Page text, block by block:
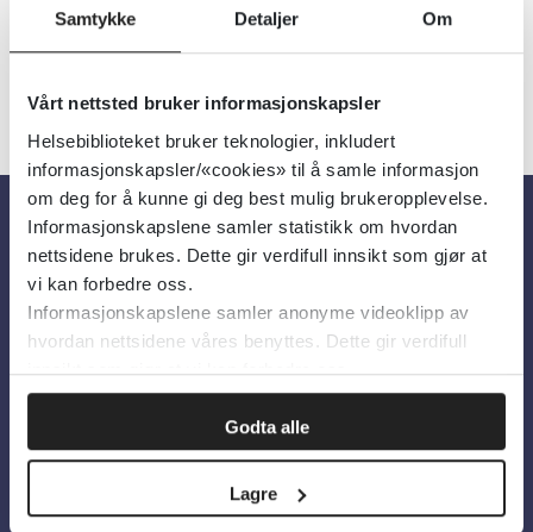
Samtykke Detaljer Om
Vårt nettsted bruker informasjonskapsler
Helsebiblioteket bruker teknologier, inkludert
informasjonskapsler/«cookies» til å samle informasjon
om deg for å kunne gi deg best mulig brukeropplevelse.
Informasjonskapslene samler statistikk om hvordan
nettsidene brukes. Dette gir verdifull innsikt som gjør at
vi kan forbedre oss.
Informasjonskapslene samler anonyme videoklipp av
hvordan nettsidene våres benyttes. Dette gir verdifull
innsikt som gjør at vi kan forbedre oss.
Godta alle
Lagre
Om oss
Om Helsebiblioteket
Personvern og informasjonskapsler
Tilgjengelighetserklæring
Information in English
Bilder fra Colourbox.com